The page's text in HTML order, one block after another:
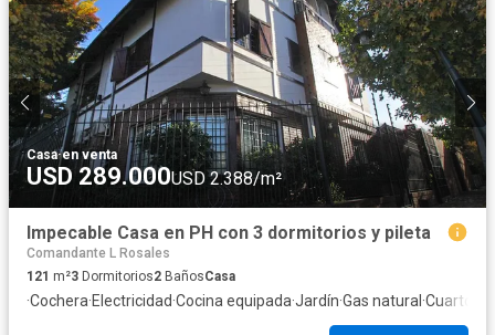
Casa·en venta
USD 289.000USD 2.388/m²
Impecable Casa en PH con 3 dormitorios y pileta
Comandante L Rosales
121 m²3 Dormitorios2 BañosCasa
·Cochera·Electricidad·Cocina equipada·Jardín·Gas natural ·Cuarto